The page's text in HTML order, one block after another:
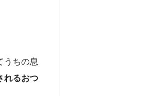
うちの息
れるおつ